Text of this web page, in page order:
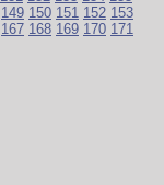
149 150 151 152 153
167 168 169 170 171